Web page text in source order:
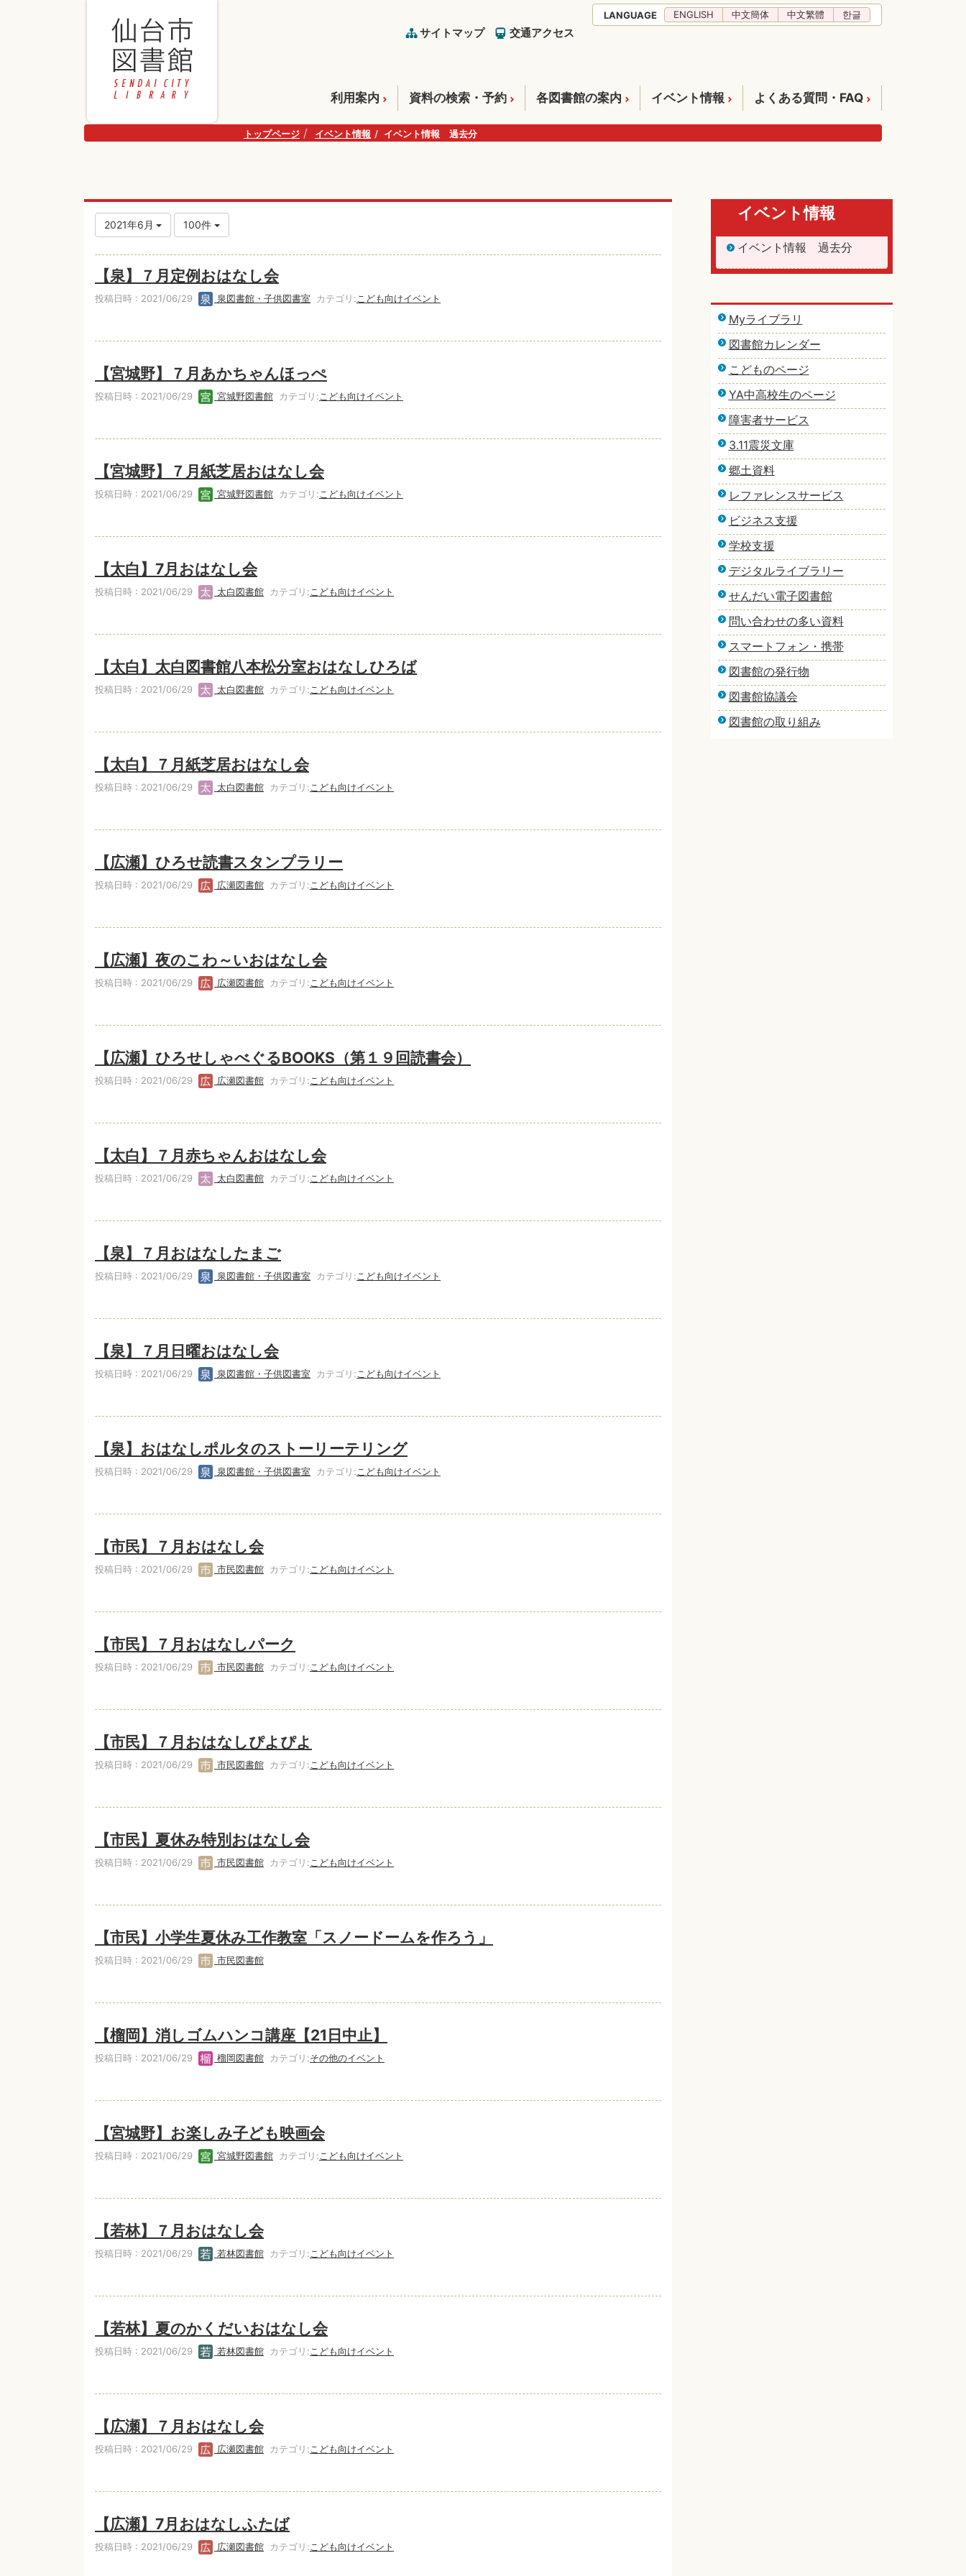
サイトマップ 交通アクセス
LANGUAGE ENGLISH 中文簡体 中文繁體 한글
利用案内 資料の検索・予約 各図書館の案内 イベント情報 よくある質問・FAQ
トップページ イベント情報 イベント情報 過去分
2021年6月 100件
【泉】７月定例おはなし会
投稿日時 : 2021/06/29 泉図書館・子供図書室 カテゴリ: こども向けイベント
【宮城野】７月あかちゃんほっぺ
投稿日時 : 2021/06/29 宮城野図書館 カテゴリ: こども向けイベント
【宮城野】７月紙芝居おはなし会
投稿日時 : 2021/06/29 宮城野図書館 カテゴリ: こども向けイベント
【太白】7月おはなし会
投稿日時 : 2021/06/29 太白図書館 カテゴリ: こども向けイベント
【太白】太白図書館八本松分室おはなしひろば
投稿日時 : 2021/06/29 太白図書館 カテゴリ: こども向けイベント
【太白】７月紙芝居おはなし会
投稿日時 : 2021/06/29 太白図書館 カテゴリ: こども向けイベント
【広瀬】ひろせ読書スタンプラリー
投稿日時 : 2021/06/29 広瀬図書館 カテゴリ: こども向けイベント
【広瀬】夜のこわ～いおはなし会
投稿日時 : 2021/06/29 広瀬図書館 カテゴリ: こども向けイベント
【広瀬】ひろせしゃべぐるBOOKS（第１９回読書会）
投稿日時 : 2021/06/29 広瀬図書館 カテゴリ: こども向けイベント
【太白】７月赤ちゃんおはなし会
投稿日時 : 2021/06/29 太白図書館 カテゴリ: こども向けイベント
【泉】７月おはなしたまご
投稿日時 : 2021/06/29 泉図書館・子供図書室 カテゴリ: こども向けイベント
【泉】７月日曜おはなし会
投稿日時 : 2021/06/29 泉図書館・子供図書室 カテゴリ: こども向けイベント
【泉】おはなしポルタのストーリーテリング
投稿日時 : 2021/06/29 泉図書館・子供図書室 カテゴリ: こども向けイベント
【市民】７月おはなし会
投稿日時 : 2021/06/29 市民図書館 カテゴリ: こども向けイベント
【市民】７月おはなしパーク
投稿日時 : 2021/06/29 市民図書館 カテゴリ: こども向けイベント
【市民】７月おはなしぴよぴよ
投稿日時 : 2021/06/29 市民図書館 カテゴリ: こども向けイベント
【市民】夏休み特別おはなし会
投稿日時 : 2021/06/29 市民図書館 カテゴリ: こども向けイベント
【市民】小学生夏休み工作教室「スノードームを作ろう」
投稿日時 : 2021/06/29 市民図書館
【榴岡】消しゴムハンコ講座【21日中止】
投稿日時 : 2021/06/29 榴岡図書館 カテゴリ:その他のイベント
【宮城野】お楽しみ子ども映画会
投稿日時 : 2021/06/29 宮城野図書館 カテゴリ: こども向けイベント
【若林】７月おはなし会
投稿日時 : 2021/06/29 若林図書館 カテゴリ: こども向けイベント
【若林】夏のかくだいおはなし会
投稿日時 : 2021/06/29 若林図書館 カテゴリ: こども向けイベント
【広瀬】７月おはなし会
投稿日時 : 2021/06/29 広瀬図書館 カテゴリ: こども向けイベント
【広瀬】7月おはなしふたば
投稿日時 : 2021/06/29 広瀬図書館 カテゴリ: こども向けイベント
イベント情報
イベント情報 過去分
Myライブラリ
図書館カレンダー
こどものページ
YA中高校生のページ
障害者サービス
3.11震災文庫
郷土資料
レファレンスサービス
ビジネス支援
学校支援
デジタルライブラリー
せんだい電子図書館
問い合わせの多い資料
スマートフォン・携帯
図書館の発行物
図書館協議会
図書館の取り組み